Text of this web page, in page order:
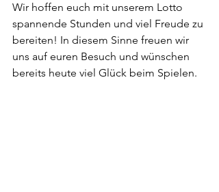
Wir hoffen euch mit unserem Lotto
spannende Stunden und viel Freude zu
bereiten! In diesem Sinne freuen wir
uns auf euren Besuch und wünschen
bereits heute viel Glück beim Spielen.